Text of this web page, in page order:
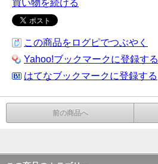
買い物を続ける
この商品をログピでつぶやく
Yahoo!ブックマークに登録する
はてなブックマークに登録する
前の商品へ